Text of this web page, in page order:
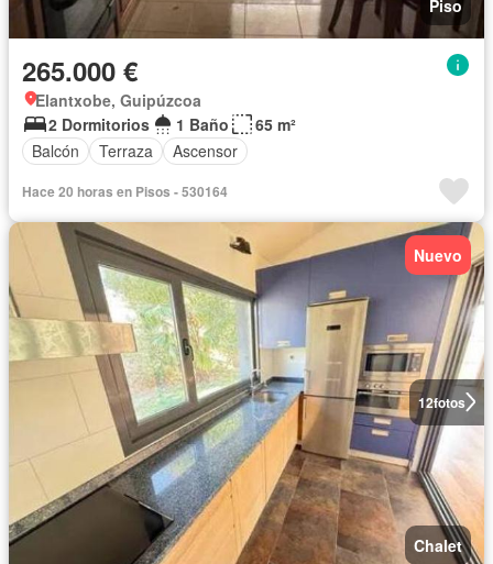
Piso
265.000 €
Elantxobe, Guipúzcoa
2 Dormitorios
1 Baño
65 m²
Balcón
Terraza Ascensor
Hace 20 horas en Pisos - 530164
12fotos
Nuevo
Chalet